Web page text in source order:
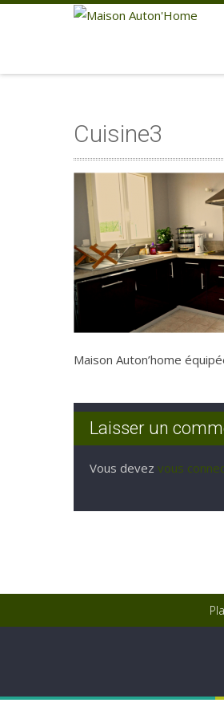
Cuisine3
Maison Auton’home
Laisser un
Vous devez vous